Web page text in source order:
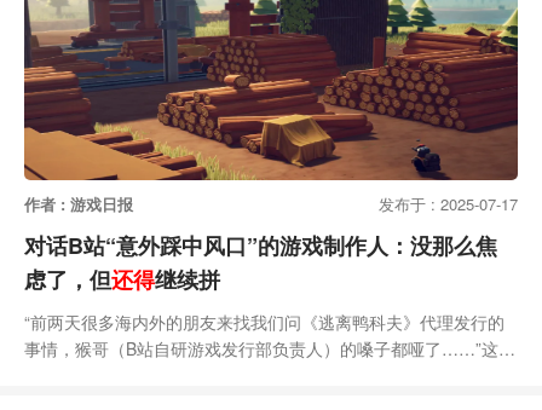
作者 : 游戏日报 发布于 : 2025-07-17
对话B站“意外踩中风口”的游戏制作人：没那么焦
虑了，但还得继续拼
“前两天很多海内外的朋友来找我们问《逃离鸭科夫》代理发行的
事情，猴哥（B站自研游戏发行部负责人）的嗓子都哑了……”这是